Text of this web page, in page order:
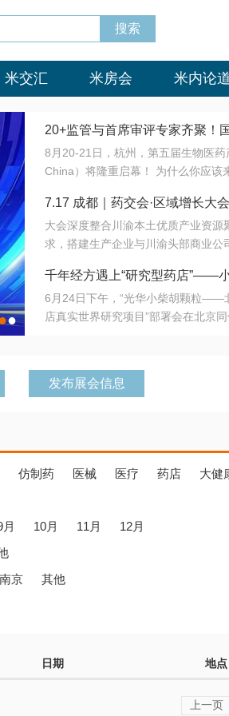
米交汇 米房会 米内论
7.17 成都｜药交会·区域增长大会
●
20+监管与首席审评专家齐聚！
会8月开幕！
8月20-21日，杭州，第五届生物医
China）将隆重启幕！ 为什么你应该
法正重新定义研发效率；另一端是创
难题，呼唤更成熟的产业生态。 同质
同与出海能力建设才是破局关键。
算力突围；从中药创新、复杂药物
术攻坚，到CDMO的柔性智造。 我
室”与“生产线”、“研发端”与“支付端”
7.17 成都｜药交会·区域增长大
营
大会深度整合川渝本土优质产业资
求，搭建生产企业与川渝头部商业公
域增量份额夯实西南市场战略布局
千年经方遇上“研究型药店”——
目在北京同仁堂佛山连锁启动
6月24日下午，“光华小柴胡颗粒——
店真实世界研究项目”部署会在北京
发布展会信息
仿制药 医械 医疗 药店 大健
月 10月 11月
12月
南京
其他
日期 地点
上一页